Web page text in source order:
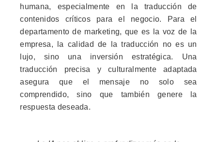
humana, especialmente en la traducción de
contenidos críticos para el negocio. Para el
departamento de marketing, que es la voz de la
empresa, la calidad de la traducción no es un
lujo, sino una inversión estratégica. Una
traducción precisa y culturalmente adaptada
asegura que el mensaje no solo sea
comprendido, sino que también genere la
respuesta deseada.